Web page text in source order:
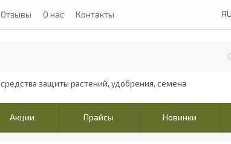
Отзывы О нас Контакты
средства защиты растений, удобрения, семена
Акции Прайсы Новинки